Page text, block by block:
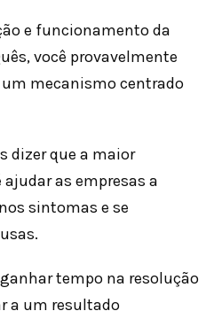
e funcionamento da
você provavelmente
mecanismo centrado
dizer que a maior
as empresas a
sintomas e se
tempo na resolução
a um resultado